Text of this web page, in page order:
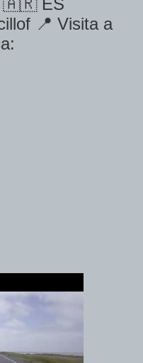
🇦🇷 ES
📍 Visita a